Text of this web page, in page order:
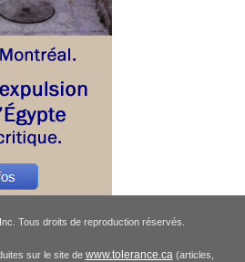
Tous droits de reproduction réservés.
sur le site de www.tolerance.ca(articles,